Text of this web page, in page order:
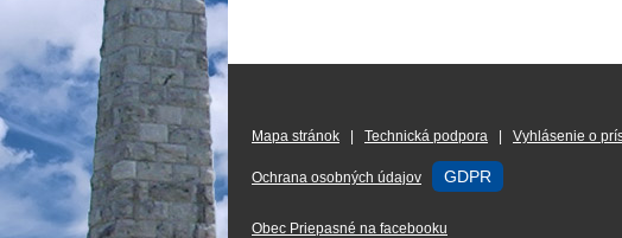
Mapa stránok Technická podpora Vyhlásenie o
Ochrana osobných údajov GDPR
Obec Priepasné na facebooku